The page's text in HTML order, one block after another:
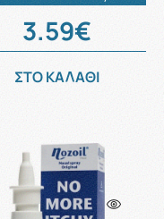
3.59€
ΣΤΟ ΚΑΛΑΘΙ